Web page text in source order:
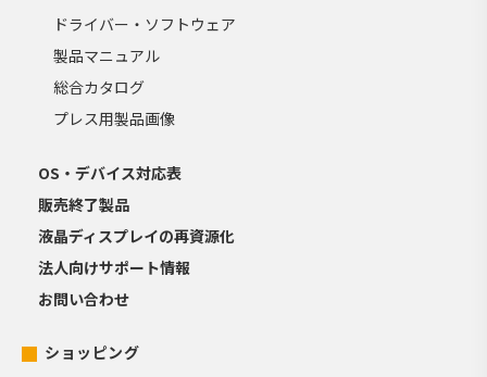
ドライバー・ソフトウェア
製品マニュアル
総合カタログ
プレス用製品画像
OS・デバイス対応表
販売終了製品
液晶ディスプレイの再資源化
法人向けサポート情報
お問い合わせ
ショッピング